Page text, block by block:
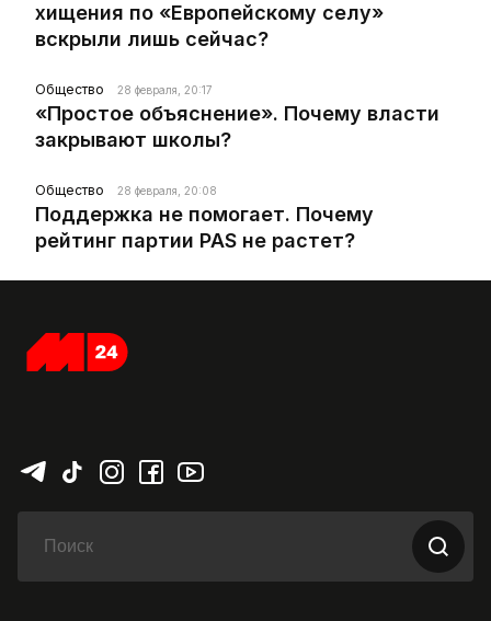
хищения по «Европейскому селу»
вскрыли лишь сейчас?
Общество 28 февраля, 20:17
«Простое объяснение». Почему власти
закрывают школы?
Общество 28 февраля, 20:08
Поддержка не помогает. Почему
рейтинг партии PAS не растет?